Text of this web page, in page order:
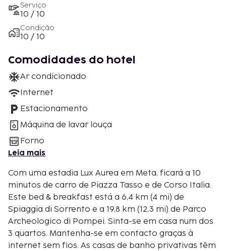
Serviço
10 / 10
Condição
10 / 10
Comodidades do hotel
Ar condicionado
Internet
Estacionamento
Máquina de lavar louça
Forno
Leia mais
Com uma estadia Lux Aurea em Meta, ficará a 10
minutos de carro de Piazza Tasso e de Corso Italia.
Este bed & breakfast está a 6,4 km (4 mi) de
Spiaggia di Sorrento e a 19,8 km (12,3 mi) de Parco
Archeologico di Pompei. Sinta-se em casa num dos
3 quartos. Mantenha-se em contacto graças à
internet sem fios. As casas de banho privativas têm